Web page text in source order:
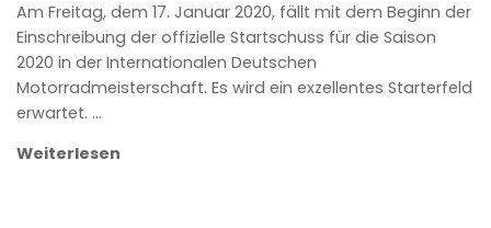
Am Freitag, dem 17. Januar 2020, fällt mit dem Beginn der
Einschreibung der offizielle Startschuss für die Saison
2020 in der Internationalen Deutschen
Motorradmeisterschaft. Es wird ein exzellentes Starterfeld
erwartet. …
Weiterlesen